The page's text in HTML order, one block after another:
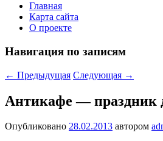
Главная
Карта сайта
О проекте
Навигация по записям
← Предыдущая Следующая →
Антикафе — праздник
Опубликовано 28.02.2013 автором